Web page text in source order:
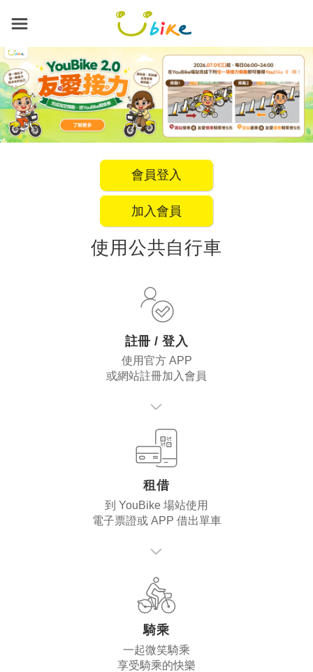
要
內
容
會員登入
加入會員
使用公共自行車
註冊 / 登入
使用官方 APP
或網站註冊加入會員
租借
到 YouBike 場站使用
電子票證或 APP 借出單車
騎乘
一起微笑騎乘
享受騎乘的快樂